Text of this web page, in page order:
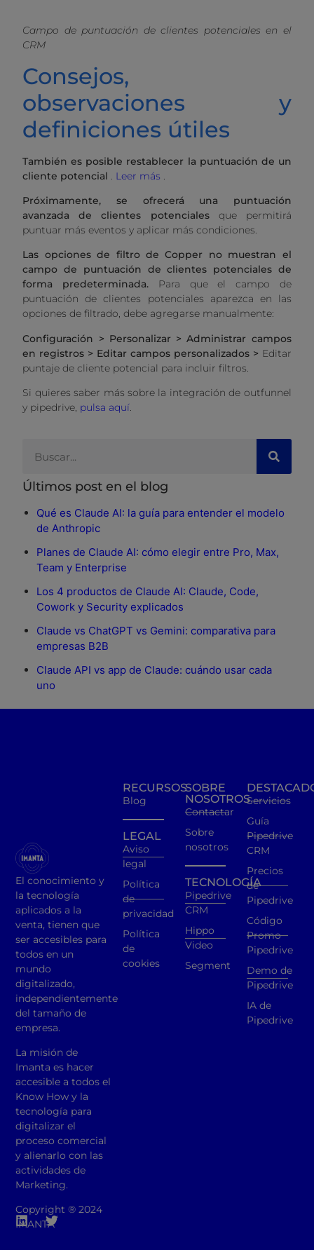
Campo de puntuación de clientes potenciales en el
CRM
Consejos,
observaciones y
definiciones útiles
También es posible restablecer la puntuación de un
cliente potencial
Leer más
Próximamente, se ofrecerá una puntuación
avanzada de clientes potencialesque permitirá
puntuar más eventos y aplicar más condiciones.
Las opciones de filtro de Copper no muestran el
campo de puntuación de clientes potenciales de
forma predeterminada. Para que el campo de
puntuación de clientes potenciales aparezca en las
opciones de filtrado, debe agregarse manualmente:
Configuración > Personalizar > Administrar campos
en registros > Editar campos personalizados > Editar
puntaje de cliente potencial para incluir filtros.
Si quieres saber más sobre la integración de outfunnel
y pipedrive, pulsa aquí.
Últimos post en el blog
Qué es Claude AI: la guía para entender el modelo
de Anthropic
Planes de Claude AI: cómo elegir entre Pro, Max,
Team y Enterprise
Los 4 productos de Claude AI: Claude, Code,
Cowork y Security explicados
Claude vs ChatGPT vs Gemini: comparativa para
empresas B2B
Claude API vs app de Claude: cuándo usar cada
uno
El conocimiento y
la tecnología
aplicados a la
venta, tienen que
ser accesibles para
todos en un
mundo
digitalizado,
independientemente
del tamaño de
empresa.
La misión de
Imanta es hacer
accesible a todos el
Know How y la
tecnología para
digitalizar el
proceso comercial
y alienarlo con las
actividades de
Marketing.
Copyright ® 2024
IMANTA
Servicios
Guía
Pipedrive
CRM
Precios
de
Pipedrive
Código
Promo
Pipedrive
Demo de
Pipedrive
IA de
Pipedrive
SOBRE
NOSOTROS
Contactar
Sobre
nosotros
TECNOLOGÍA
Pipedrive
CRM
Hippo
Video
Segment
RECURSOS
Blog
LEGAL
Aviso
legal
Política
de
privacidad
Política
de
cookies